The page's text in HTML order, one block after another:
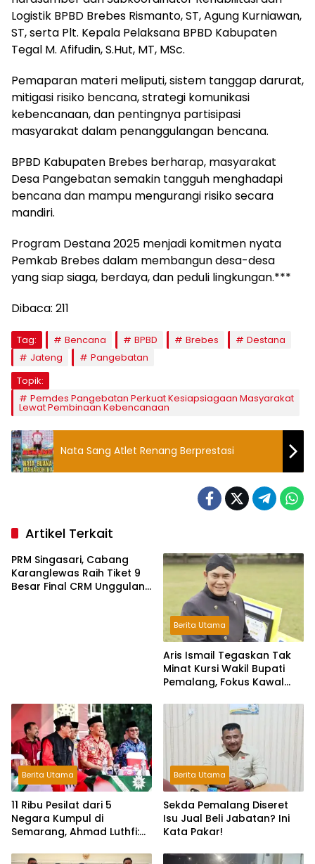
Logistik BPBD Brebes Rismanto, ST, Agung Kurniawan,
ST, serta Plt. Kepala Pelaksana BPBD Kabupaten
Tegal M. Afifudin, S.Hut, MT, MSc.
Pemaparan materi meliputi, sistem tanggap darurat,
mitigasi risiko bencana, strategi komunikasi
kebencanaan, dan pentingnya partisipasi
masyarakat dalam penanggulangan bencana.
BPBD Kabupaten Brebes berharap, masyarakat
Desa Pangebatan semakin tangguh menghadapi
bencana dan mampu mengurangi risiko secara
mandiri.
Program Destana 2025 menjadi komitmen nyata
Pemkab Brebes dalam membangun desa-desa
yang siap siaga, berdaya, dan peduli lingkungan.***
Dibaca: 211
Tag: Bencana BPBD Brebes
Destana
Jateng
Pangebatan
Topik:
Pemdes Pangebatan Perkuat Kesiapsiagaan Masyarakat
Lewat Pembinaan Kebencanaan
Nata Sang Atlet Renang Berprestasi
Artikel Terkait
PRM Singasari, Cabang
Karanglewas Raih Tiket 9
Besar Final CRM Unggulan
Berita Utama
Aris Ismail Tegaskan Tak
Minat Kursi Wakil Bupati
Pemalang, Fokus Kawal
Berita Utama
11 Ribu Pesilat dari 5
Negara Kumpul di
Semarang, Ahmad Luthfi:
Bangsa!
Berita Utama
Sekda Pemalang Diseret
Isu Jual Beli Jabatan? Ini
Kata Pakar!